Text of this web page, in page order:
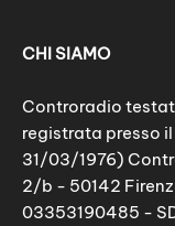
CHI SIAMO
Controradio
registrata presso
31/03/1976)
2/b - 50142
03353190485 -